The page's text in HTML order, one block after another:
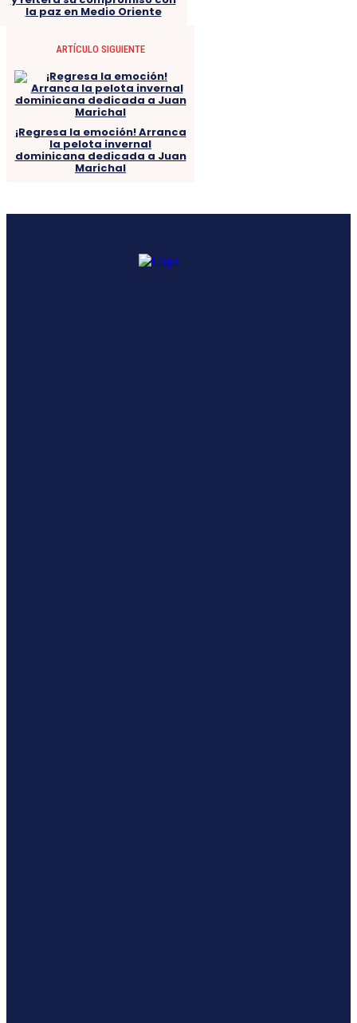
la paz en Medio Oriente
ARTÍCULO SIGUIENTE
¡Regresa la emoción! Arranca
la pelota invernal
dominicana dedicada a Juan
Marichal